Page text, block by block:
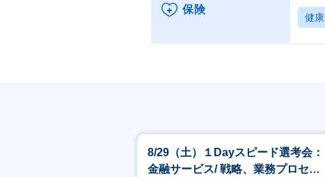
保険
健康
8/29（土）１Dayスピード選考会：
金融サービス/ 戦略、業務プロセス